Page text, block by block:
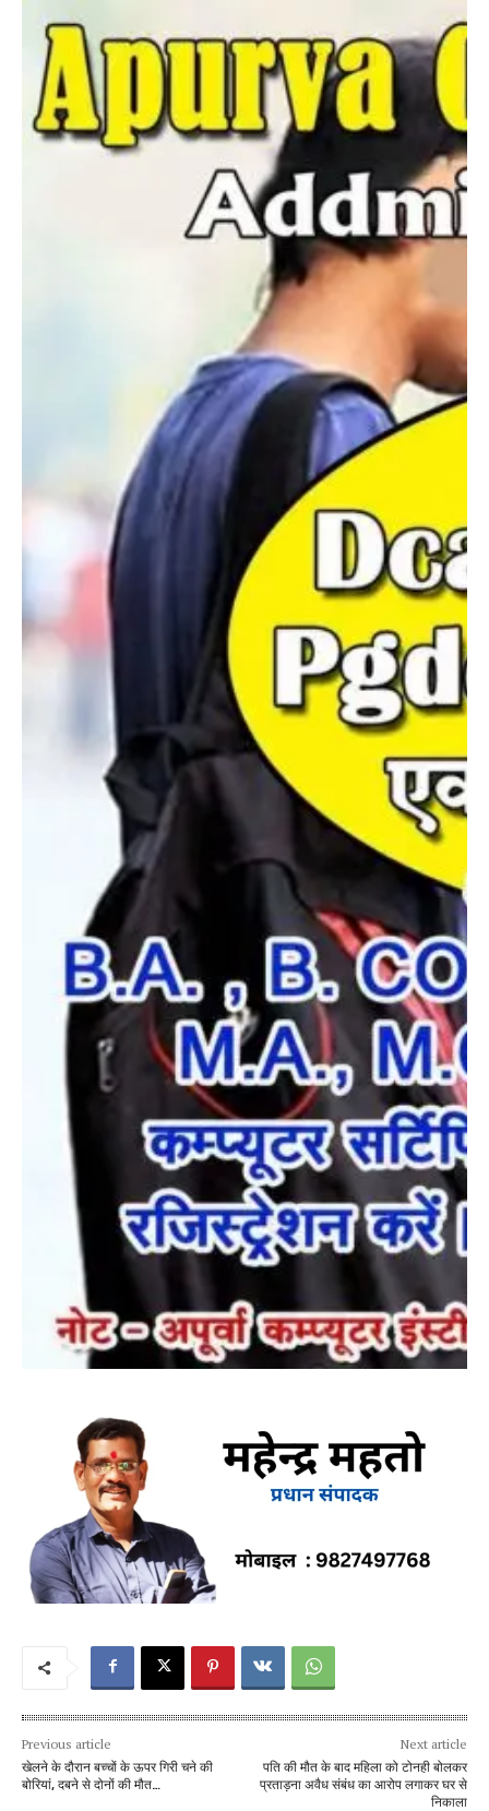
Previous article
खेलने के दौरान बच्चों के ऊपर गिरी चने की
बोरियां, दबने से दोनों की मौत…
Next article
पति की मौत के बाद महिला को टोनही बोलकर
प्रताड़ना अवैध संबंध का आरोप लगाकर घर से
निकाला